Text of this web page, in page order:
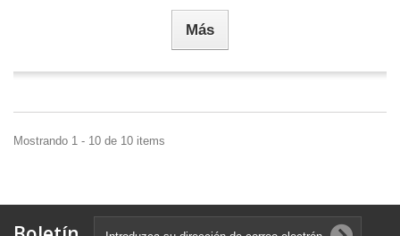
Más
Mostrando 1 - 10 de 10 items